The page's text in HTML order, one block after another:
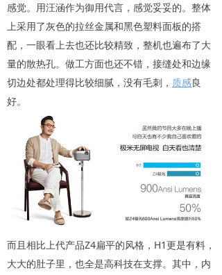
感觉。用汪涵作为御用代言，感觉妥妥的。整体
上采用了灰色的拉丝金属和黑色塑料面板的搭
配，一眼看上去也还比较精致，整机也遍布了大
量的散热孔。做工方面也还不错，接缝处和边缘
切边处都处理得比较细腻，没有毛刺， 质感良
好。
而且相比上代产品Z4扁平的风格，H1更是有料，
大大的肚子里，也全是高科技在支撑。其中，内